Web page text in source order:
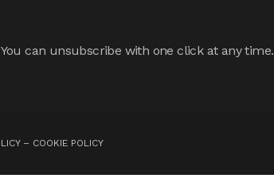
can unsubscribe with one click at any time.
– COOKIE POLICY